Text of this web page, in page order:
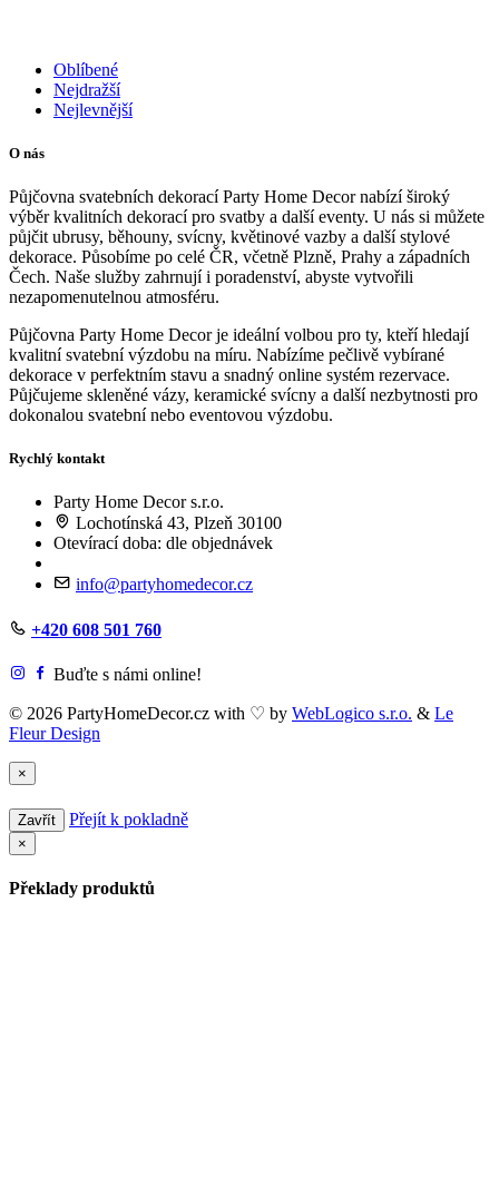
Oblíbené
Nejdražší
Nejlevnější
O nás
Půjčovna svatebních dekorací Party Home Decor nabízí široký
výběr kvalitních dekorací pro svatby a další eventy. U nás si můžete
půjčit ubrusy, běhouny, svícny, květinové vazby a další stylové
dekorace. Působíme po celé ČR, včetně Plzně, Prahy a západních
Čech. Naše služby zahrnují i poradenství, abyste vytvořili
nezapomenutelnou atmosféru.
Půjčovna Party Home Decor je ideální volbou pro ty, kteří hledají
kvalitní svatební výzdobu na míru. Nabízíme pečlivě vybírané
dekorace v perfektním stavu a snadný online systém rezervace.
Půjčujeme skleněné vázy, keramické svícny a další nezbytnosti pro
dokonalou svatební nebo eventovou výzdobu.
Rychlý kontakt
Party Home Decor s.r.o.
Lochotínská 43, Plzeň 30100
Otevírací doba: dle objednávek
info@partyhomedecor.cz
+420 608 501 760
Buďte s námi online!
© 2026 PartyHomeDecor.cz with ♡ by WebLogico s.r.o. & Le
Fleur Design
×
Zavřít Přejít k pokladně
×
Překlady produktů